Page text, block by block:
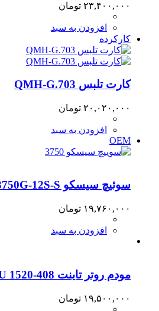
۲۳,۴۰۰,۰۰۰ تومان
افزودن به سبد
کارکرده
کارت تلبس QMH-G.703
۲۰,۰۲۰,۰۰۰ تومان
افزودن به سبد
OEM
سوئیچ سیسکو WS-C3750G-12S-S
۱۹,۷۶۰,۰۰۰ تومان
افزودن به سبد
مودم روتر تاینت G.SHDSL.bis GNTU 1520-408
۱۹,۵۰۰,۰۰۰ تومان